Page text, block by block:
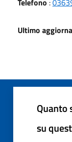
Ultimo
Quanto
su